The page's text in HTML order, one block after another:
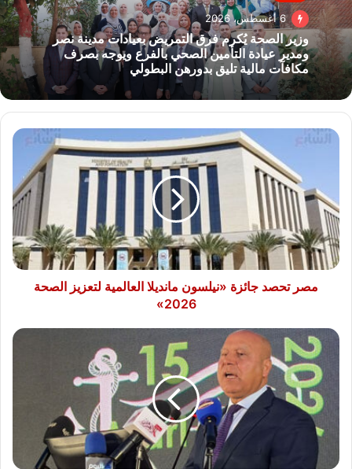
6 أغسطس، 2026
وزير الصحة يُكرم فرق التمريض بعيادات مدينة نصر
ومدير عيادة التأمين الصحي بالفرع ويوجه بصرف
مكافآت مالية تليق بدورهن البطولي
مصر
«نيلسون
مانديلا
العالمية
لتعزيز
الصحة
2026»
مصر تحصد جائزة «نيلسون مانديلا العالمية لتعزيز الصحة
2026»
وزير
النقل
خلال
مؤتمر
مارلوج:
مشروعات
ضخمة